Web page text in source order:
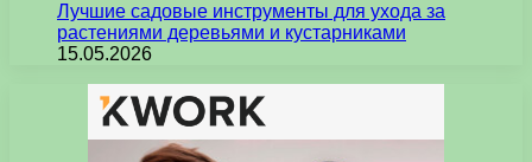
Лучшие садовые инструменты для ухода за
растениями деревьями и кустарниками
15.05.2026